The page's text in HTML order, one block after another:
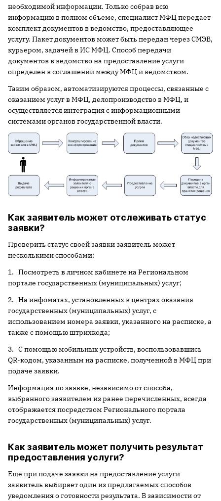
необходимой информации. Только собрав всю
информацию в полном объеме, специалист МФЦ передает
комплект документов в ведомство, предоставляющее
услугу. Пакет документов может быть передан через СМЭВ,
курьером, задачей в ИС МФЦ. Способ передачи
документов в ведомство на предоставление услуги
определен в соглашении между МФЦ и ведомством.
Таким образом, автоматизируются процессы, связанные с
оказанием услуг в МФЦ, делопроизводство в МФЦ, и
осуществляется интеграция с информационными
системами органов государственной власти.
Как заявитель может отслеживать статус
заявки?
Проверить статус своей заявки заявитель может
несколькими способами:
1. Посмотреть в личном кабинете на Региональном
портале государственных (муниципальных) услуг;
2. На инфоматах, установленных в центрах оказания
государственных (муниципальных) услуг, с
использованием номера заявки, указанного на расписке, а
также с помощью штрихкода;
3. С помощью мобильных устройств, воспользовавшись
QR-кодом, указанным на расписке, полученной в МФЦ при
подаче заявки.
Информация по заявке, независимо от способа,
выбранного заявителем из ранее перечисленных, всегда
отображается посредством Регионального портала
государственных (муниципальных) услуг.
Как заявитель может получить результат
предоставления услуги?
Еще при подаче заявки на предоставление услуги
заявитель выбирает один из предлагаемых способов
уведомления о готовности результата. В зависимости от